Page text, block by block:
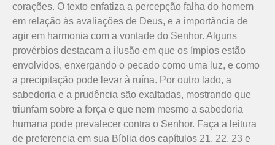
corações. O texto enfatiza a percepção falha do homem
em relação às avaliações de Deus, e a importância de
agir em harmonia com a vontade do Senhor. Alguns
provérbios destacam a ilusão em que os ímpios estão
envolvidos, enxergando o pecado como uma luz, e como
a precipitação pode levar à ruína. Por outro lado, a
sabedoria e a prudência são exaltadas, mostrando que
triunfam sobre a força e que nem mesmo a sabedoria
humana pode prevalecer contra o Senhor. Faça a leitura
de preferencia em sua Bíblia dos capítulos 21, 22, 23 e